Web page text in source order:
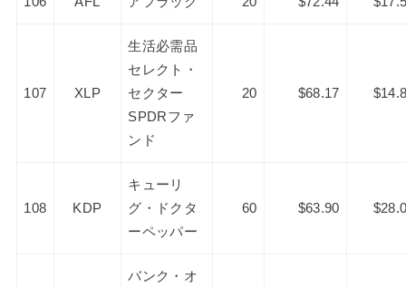
107 XLP
生活必需品
セレクト・
セクター
SPDRファ
ンド
20 $68.17
108 KDP
キューリ
グ・ドクタ
ーペッパー
60 $63.90
バンク・オ